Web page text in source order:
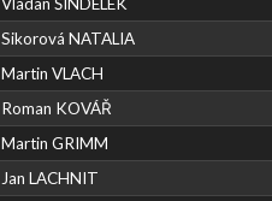
Sikorová NATALIA
Martin VLACH
Roman KOVÁŘ
Martin GRIMM
Jan LACHNIT